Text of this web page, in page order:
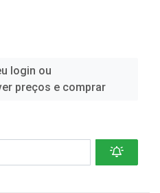
login ou
preços e comprar